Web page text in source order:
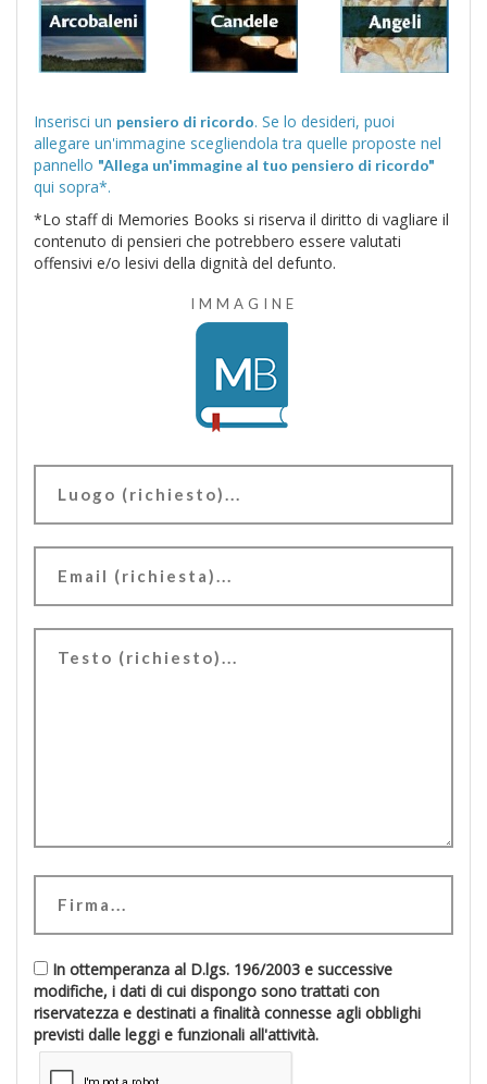
Inserisci un pensiero di ricordo. Se lo desideri, puoi
allegare un'immagine scegliendola tra quelle proposte nel
pannello "Allega un'immagine al tuo pensiero di ricordo"
qui sopra*.
*Lo staff di Memories Books si riserva il diritto di vagliare il
contenuto di pensieri che potrebbero essere valutati
offensivi e/o lesivi della dignità del defunto.
IMMAGINE
In ottemperanza al D.lgs. 196/2003 e successive
modifiche, i dati di cui dispongo sono trattati con
riservatezza e destinati a finalità connesse agli obblighi
previsti dalle leggi e funzionali all'attività.